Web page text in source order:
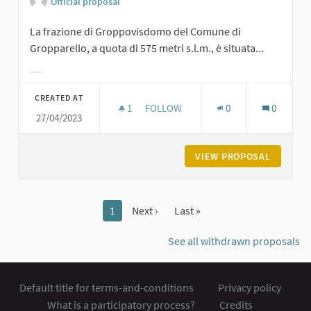
La frazione di Groppovisdomo del Comune di
Gropparello, a quota di 575 metri s.l.m., è situata...
CREATED AT
27/04/2023
1 1 FOLLOWER
FOLLOW 0 0
VIEW PROPOSAL
1 Next › Last »
See all withdrawn proposals
Default title for terms-and-conditions
Privacy policy
What is a participatory process?
Credits